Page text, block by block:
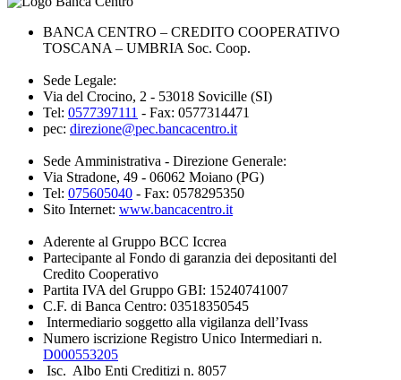
BANCA CENTRO – CREDITO COOPERATIVO
TOSCANA – UMBRIA Soc. Coop.
Sede Legale:
Via del Crocino, 2 - 53018 Sovicille (SI)
Tel: 0577397111 - Fax: 0577314471
pec: direzione@pec.bancacentro.it
Sede Amministrativa - Direzione Generale:
Via Stradone, 49 - 06062 Moiano (PG)
Tel: 075605040 - Fax: 0578295350
Sito Internet: www.bancacentro.it
Aderente al Gruppo BCC Iccrea
Partecipante al Fondo di garanzia dei depositanti del
Credito Cooperativo
Partita IVA del Gruppo GBI: 15240741007
C.F. di Banca Centro: 03518350545
Intermediario soggetto alla vigilanza dell’Ivass
Numero iscrizione Registro Unico Intermediari n.
D000553205
Isc. Albo Enti Creditizi n. 8057